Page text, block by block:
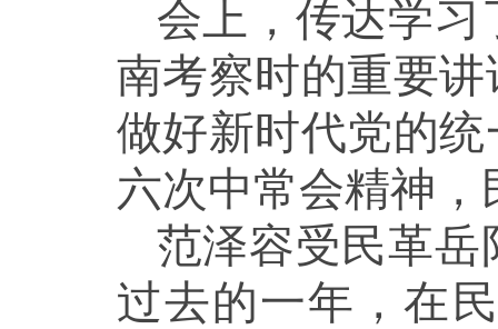
会上，传达学
南考察时的重要
做好新时代党的
六次中常会精神
范泽容受民革
过去的一年，在